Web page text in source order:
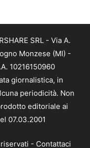
SRL - Via A.
Monzese (MI) -
10216150960
giornalistica, in
periodicità. Non
editoriale ai
07.03.2001
- Contattaci